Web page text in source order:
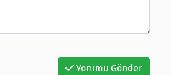
Yorumu Gönder